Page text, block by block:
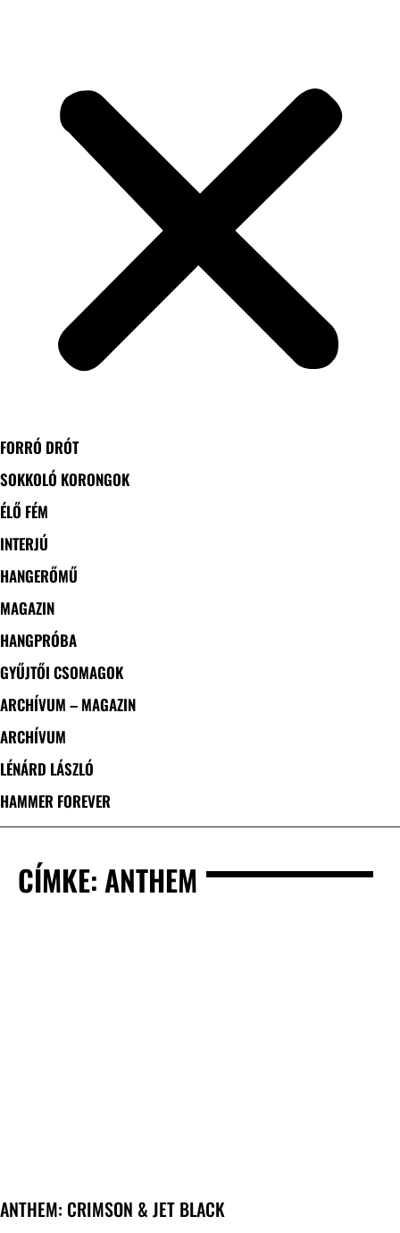
FORRÓ DRÓT
SOKKOLÓ KORONGOK
ÉLŐ FÉM
INTERJÚ
HANGERŐMŰ
MAGAZIN
HANGPRÓBA
GYŰJTŐI CSOMAGOK
ARCHÍVUM – MAGAZIN
ARCHÍVUM
LÉNÁRD LÁSZLÓ
HAMMER FOREVER
CÍMKE: ANTHEM
ANTHEM: CRIMSON & JET BLACK